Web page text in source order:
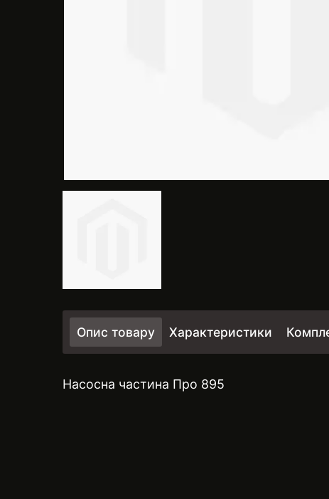
Опис товару Характеристики
Насосна частина Про 895